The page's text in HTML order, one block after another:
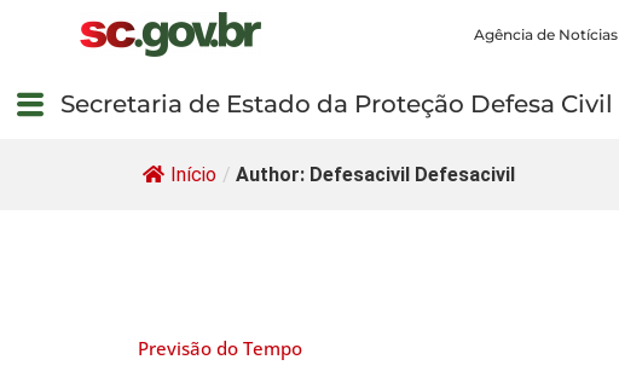
Agência de Notícias
Secretaria de Estado da Proteção Defesa Civil
Início / Author: Defesacivil Defesacivil
Previsão do Tempo